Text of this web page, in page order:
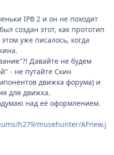
IPB 2 и он не походит
создан этот, как прототип
уже писалось, когда
Давайте не будем
- не путайте Скин
движка форума) и
для движка.
над её оформлением.
h279/musehunter/AFnew.j